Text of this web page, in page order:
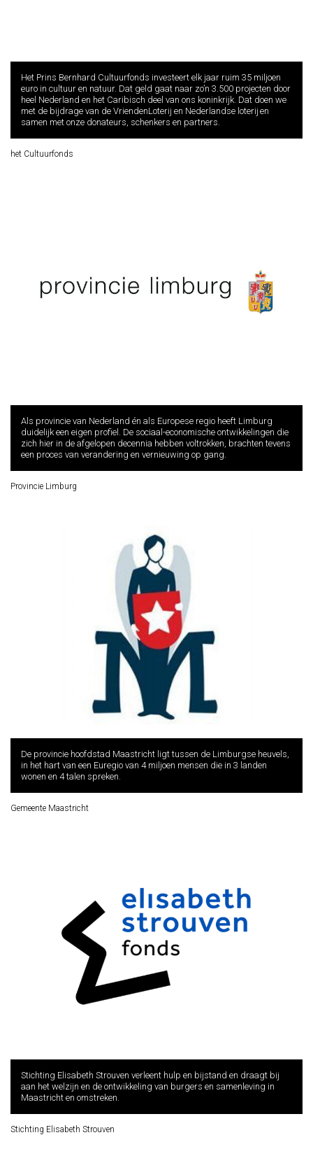
Het Prins Bernhard Cultuurfonds investeert elk jaar ruim 35 miljoen
euro in cultuur en natuur. Dat geld gaat naar zo’n 3.500 projecten door
heel Nederland en het Caribisch deel van ons koninkrijk. Dat doen we
met de bijdrage van de VriendenLoterij en Nederlandse loterij en
samen met onze donateurs, schenkers en partners.
het Cultuurfonds
Als provincie van Nederland én als Europese regio heeft Limburg
duidelijk een eigen profiel. De sociaal-economische ontwikkelingen die
zich hier in de afgelopen decennia hebben voltrokken, brachten tevens
een proces van verandering en vernieuwing op gang.
Provincie Limburg
De provincie hoofdstad Maastricht ligt tussen de Limburgse heuvels,
in het hart van een Euregio van 4 miljoen mensen die in 3 landen
wonen en 4 talen spreken.
Gemeente Maastricht
Stichting Elisabeth Strouven verleent hulp en bijstand en draagt bij
aan het welzijn en de ontwikkeling van burgers en samenleving in
Maastricht en omstreken.
Stichting Elisabeth Strouven